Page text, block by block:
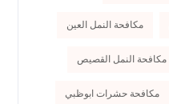
مكافحة النمل العين
مكافحة النمل القصيص
مكافحة حشرات ابوظبي